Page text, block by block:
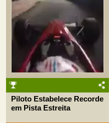
Piloto Estabelece Recorde
em Pista Estreita